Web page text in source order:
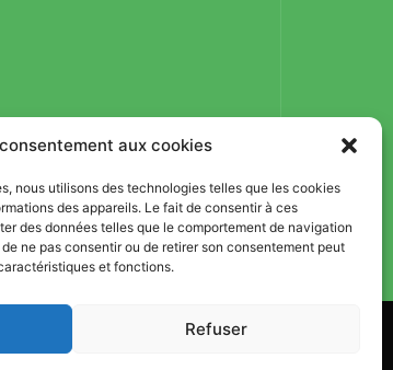
aux cookies
nous utilisons des technologies telles que les cookies
des appareils. Le fait de consentir à ces
des données telles que le comportement de navigation
ne pas consentir ou de retirer son consentement peut
et fonctions.
Refuser
Sport